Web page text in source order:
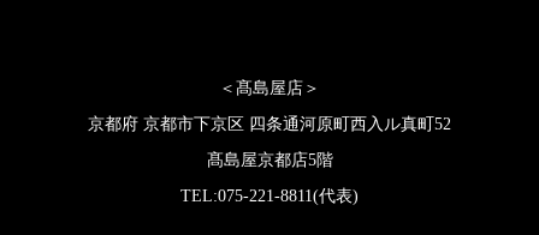
＜髙島屋店＞
京都府 京都市下京区 四条通河原町西入ル真町52
髙島屋京都店5階
TEL:075-221-8811(代表)